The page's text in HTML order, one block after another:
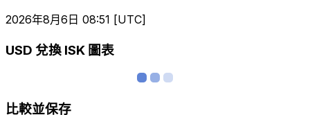
2026年8月6日 08:51 [UTC]
USD 兌換 ISK 圖表
比較並保存